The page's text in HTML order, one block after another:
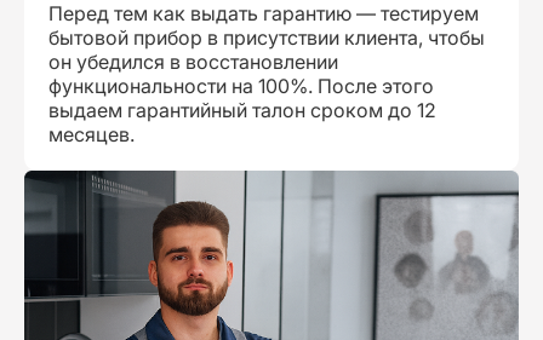
Перед тем как выдать гарантию — тестируем
бытовой прибор в присутствии клиента, чтобы
он убедился в восстановлении
функциональности на 100%. После этого
выдаем гарантийный талон сроком до 12
месяцев.